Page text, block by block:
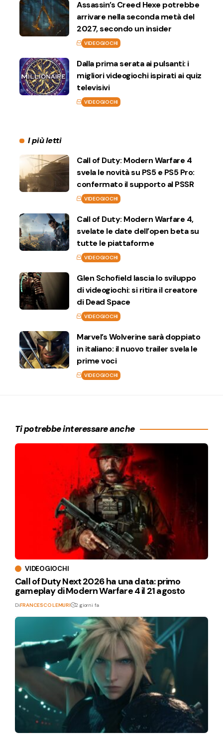
Assassin’s Creed Hexe potrebbe
arrivare nella seconda metà del
2027, secondo un insider
VIDEOGIOCHI
Dalla prima serata ai pulsanti: i
migliori videogiochi ispirati ai quiz
televisivi
VIDEOGIOCHI
I più letti
Call of Duty: Modern Warfare 4
svela le novità su PS5 e PS5 Pro:
confermato il supporto al PSSR
VIDEOGIOCHI
Call of Duty: Modern Warfare 4,
svelate le date dell’open beta su
tutte le piattaforme
VIDEOGIOCHI
Glen Schofield lascia lo sviluppo
di videogiochi: si ritira il creatore
di Dead Space
VIDEOGIOCHI
Marvel’s Wolverine sarà doppiato
in italiano: il nuovo trailer svela le
prime voci
VIDEOGIOCHI
Ti potrebbe interessare anche
VIDEOGIOCHI
Call of Duty Next 2026 ha una data: primo
gameplay di Modern Warfare 4 il 21 agosto
DiFRANCESCO LEMURI 2 giorni fa